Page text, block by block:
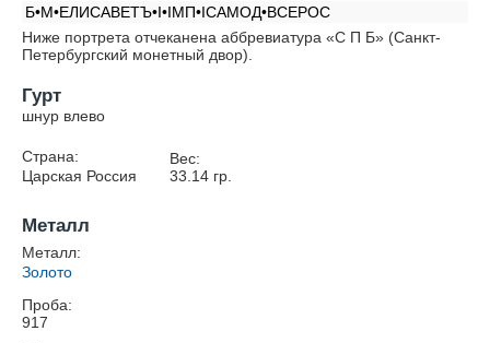
Б•М•ЕЛИСАВЕТЪ•I•IМП•IСАМОД•ВСЕРОС
Ниже портрета отчеканена аббревиатура «С П Б» (Санкт-
Петербургский монетный двор).
Гурт
шнур влево
Страна:
Царская Россия
Вес:
33.14гр.
Металл
Металл:
Золото
Проба:
917